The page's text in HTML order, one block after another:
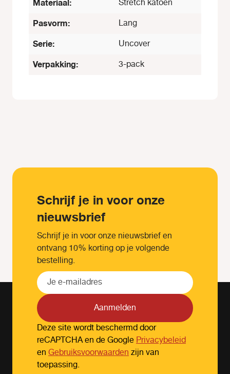
Materiaal: Stretch katoen
Pasvorm: Lang
Serie: Uncover
Verpakking: 3-pack
Schrijf je in voor onze
nieuwsbrief
Schrijf je in voor onze nieuwsbrief en
ontvang 10% korting op je volgende
bestelling.
Aanmelden
Deze site wordt beschermd door
reCAPTCHA en de GooglePrivacybeleid
en Gebruiksvoorwaardenzijn van
toepassing.